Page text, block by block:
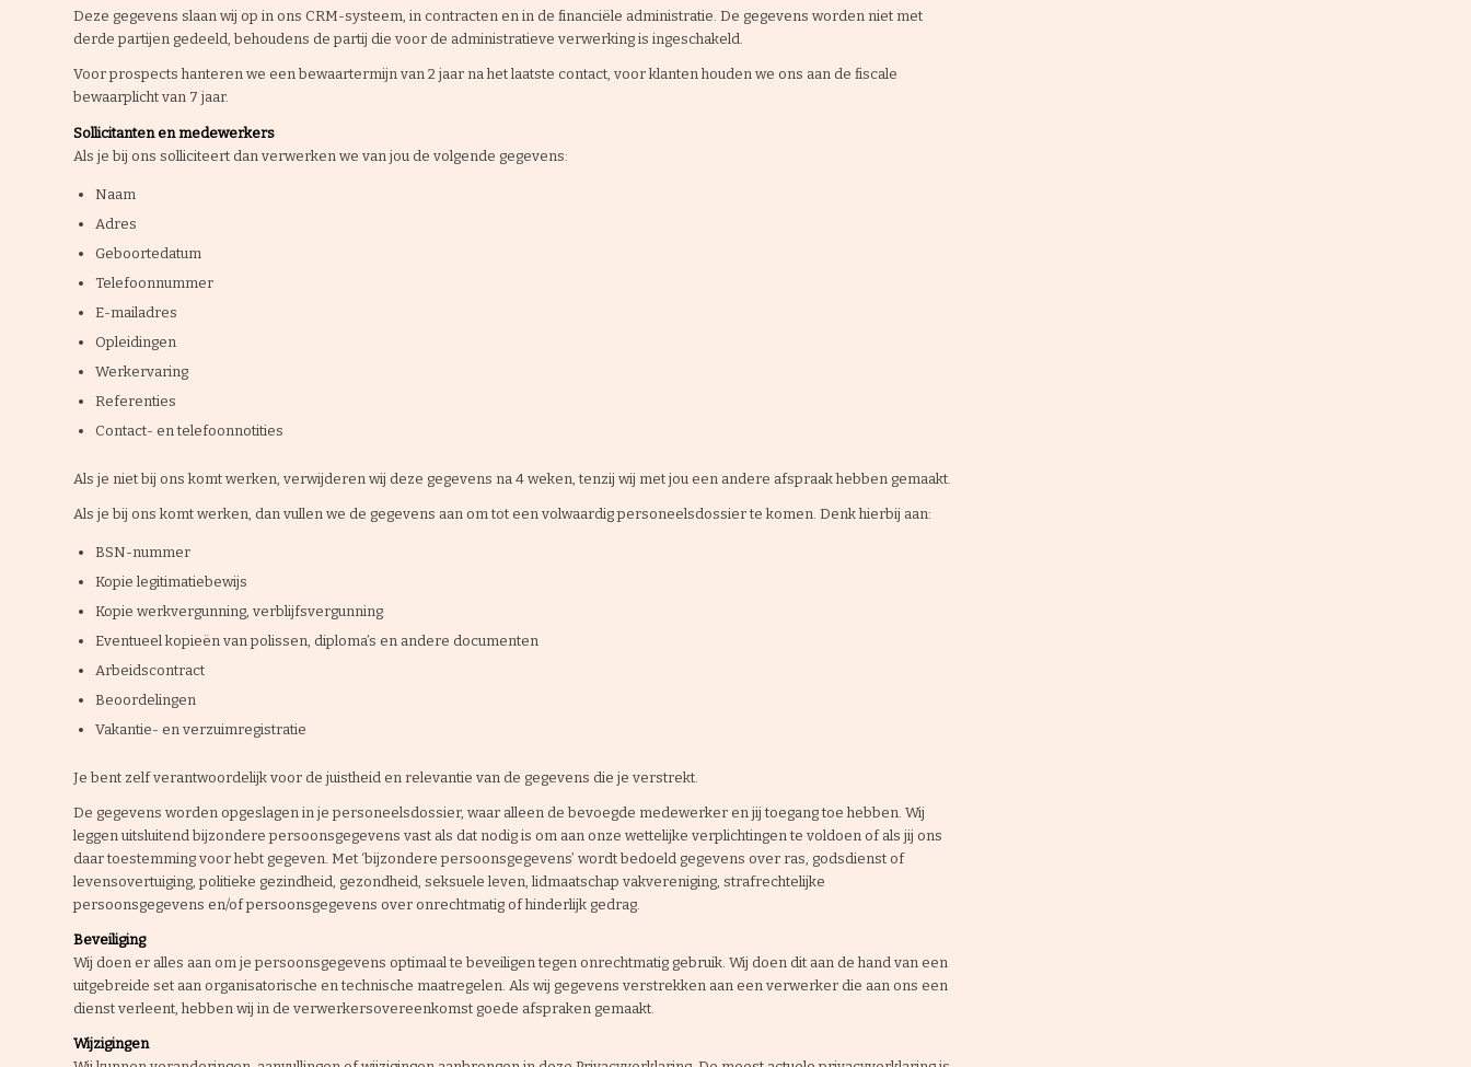
Deze gegevens slaan wij op in ons CRM-systeem, in contracten en in de financiële administratie. De gegevens worden niet met
derde partijen gedeeld, behoudens de partij die voor de administratieve verwerking is ingeschakeld.
Voor prospects hanteren we een bewaartermijn van 2 jaar na het laatste contact, voor klanten houden we ons aan de fiscale
bewaarplicht van 7 jaar.
Sollicitanten en medewerkers
Als je bij ons solliciteert dan verwerken we van jou de volgende gegevens:
Naam
Adres
Geboortedatum
Telefoonnummer
E-mailadres
Opleidingen
Werkervaring
Referenties
Contact- en telefoonnotities
Als je niet bij ons komt werken, verwijderen wij deze gegevens na 4 weken, tenzij wij met jou een andere afspraak hebben gemaakt.
Als je bij ons komt werken, dan vullen we de gegevens aan om tot een volwaardig personeelsdossier te komen. Denk hierbij aan:
BSN-nummer
Kopie legitimatiebewijs
Kopie werkvergunning, verblijfsvergunning
Eventueel kopieën van polissen, diploma’s en andere documenten
Arbeidscontract
Beoordelingen
Vakantie- en verzuimregistratie
Je bent zelf verantwoordelijk voor de juistheid en relevantie van de gegevens die je verstrekt.
De gegevens worden opgeslagen in je personeelsdossier, waar alleen de bevoegde medewerker en jij toegang toe hebben. Wij
leggen uitsluitend bijzondere persoonsgegevens vast als dat nodig is om aan onze wettelijke verplichtingen te voldoen of als jij ons
daar toestemming voor hebt gegeven. Met ‘bijzondere persoonsgegevens’ wordt bedoeld gegevens over ras, godsdienst of
levensovertuiging, politieke gezindheid, gezondheid, seksuele leven, lidmaatschap vakvereniging, strafrechtelijke
persoonsgegevens en/of persoonsgegevens over onrechtmatig of hinderlijk gedrag.
Beveiliging
Wij doen er alles aan om je persoonsgegevens optimaal te beveiligen tegen onrechtmatig gebruik. Wij doen dit aan de hand van een
uitgebreide set aan organisatorische en technische maatregelen. Als wij gegevens verstrekken aan een verwerker die aan ons een
dienst verleent, hebben wij in de verwerkersovereenkomst goede afspraken gemaakt.
Wijzigingen